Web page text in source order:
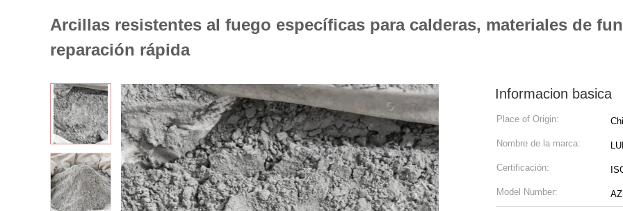
Arcillas resistentes al fuego específicas para calderas, materiales de
reparación rápida
Informacion basica
Place of Origin:
Nombre de la marca:
Certificación:
Model Number: